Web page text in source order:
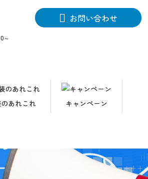
～
お問い合わせ
あれこれ キャンペーン